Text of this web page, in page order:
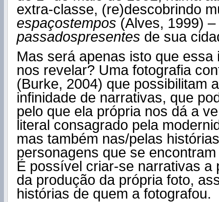
extra-classe, (re)descobrindo
espaçostempos (Alves, 1999) –
passadospresentes de sua
Mas será apenas isto que essa
nos revelar? Uma fotografia
(Burke, 2004) que possibilitam
infinidade de narrativas, que
pelo que ela própria nos dá a
literal consagrado pela
mas também nas/pelas
personagens que se
É possível criar-se narrativas a
da produção da própria foto,
histórias de quem a fotografou.